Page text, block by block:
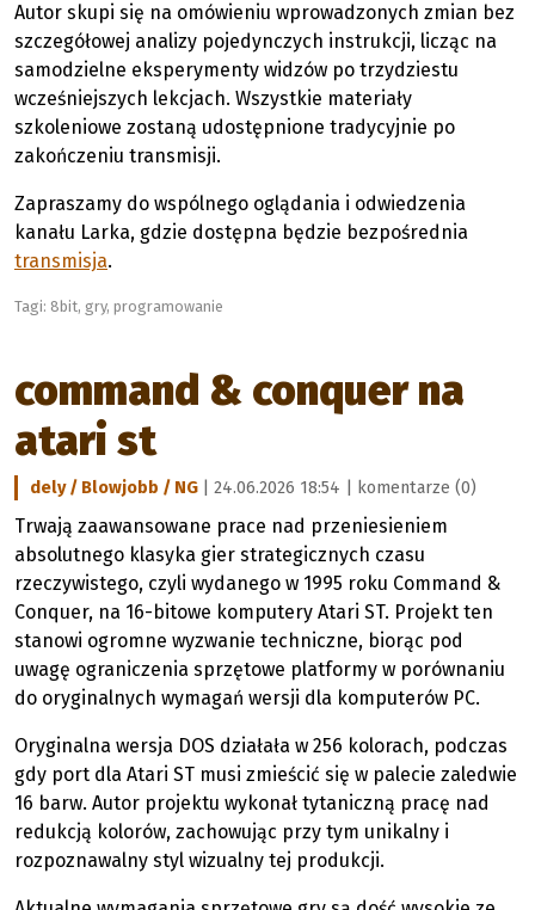
Autor skupi się na omówieniu wprowadzonych zmian bez
szczegółowej analizy pojedynczych instrukcji, licząc na
samodzielne eksperymenty widzów po trzydziestu
wcześniejszych lekcjach. Wszystkie materiały
szkoleniowe zostaną udostępnione tradycyjnie po
zakończeniu transmisji.
Zapraszamy do wspólnego oglądania i odwiedzenia
kanału Larka, gdzie dostępna będzie bezpośrednia
transmisja.
Tagi: 8bit, gry, programowanie
command & conquer na
atari st
dely / Blowjobb / NG | 24.06.2026 18:54 | komentarze (0)
Trwają zaawansowane prace nad przeniesieniem
absolutnego klasyka gier strategicznych czasu
rzeczywistego, czyli wydanego w 1995 roku Command &
Conquer, na 16-bitowe komputery Atari ST. Projekt ten
stanowi ogromne wyzwanie techniczne, biorąc pod
uwagę ograniczenia sprzętowe platformy w porównaniu
do oryginalnych wymagań wersji dla komputerów PC.
Oryginalna wersja DOS działała w 256 kolorach, podczas
gdy port dla Atari ST musi zmieścić się w palecie zaledwie
16 barw. Autor projektu wykonał tytaniczną pracę nad
redukcją kolorów, zachowując przy tym unikalny i
rozpoznawalny styl wizualny tej produkcji.